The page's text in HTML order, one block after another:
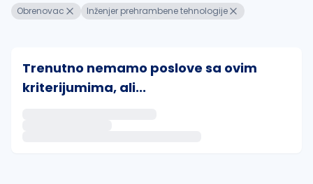
Obrenovac Inženjer prehrambene tehnologije
Trenutno nemamo poslove sa ovim
kriterijumima, ali...